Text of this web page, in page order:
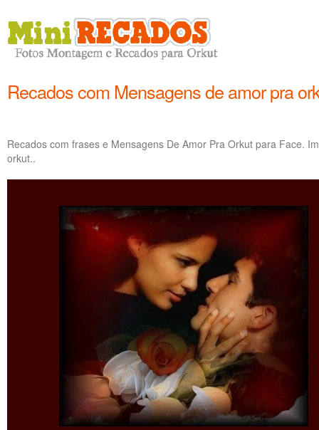
Recados com Mensagens de amor pra
Recados com frases e Mensagens De Amor Pra Orkut para Face.
orkut..